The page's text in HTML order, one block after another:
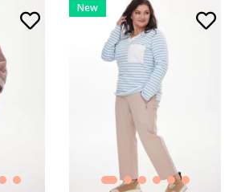
New